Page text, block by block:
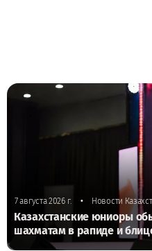
7 августа 2026 г. • Новости
Казахстанские юниоры
шахматам в рапиде и